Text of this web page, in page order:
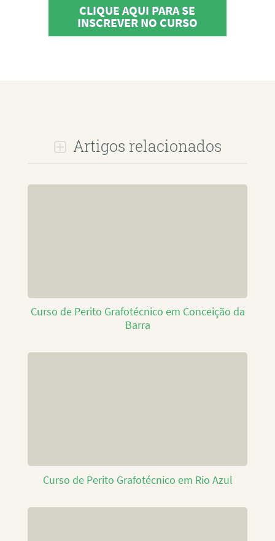
CLIQUE AQUI PARA SE
INSCREVER NO CURSO
Artigos relacionados
Curso de Perito Grafotécnico em Conceição da
Barra
Curso de Perito Grafotécnico em Rio Azul